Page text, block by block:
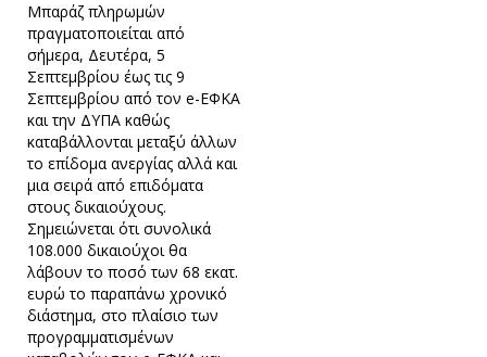
Μπαράζ πληρωμών
πραγματοποιείται από
σήμερα, Δευτέρα, 5
Σεπτεμβρίου έως τις 9
Σεπτεμβρίου από τον e-ΕΦΚΑ
και την ΔΥΠΑ καθώς
καταβάλλονται μεταξύ άλλων
το επίδομα ανεργίας αλλά και
μια σειρά από επιδόματα
στους δικαιούχους.
Σημειώνεται ότι συνολικά
108.000 δικαιούχοι θα
λάβουν το ποσό των 68 εκατ.
ευρώ το παραπάνω χρονικό
διάστημα, στο πλαίσιο των
προγραμματισμένων